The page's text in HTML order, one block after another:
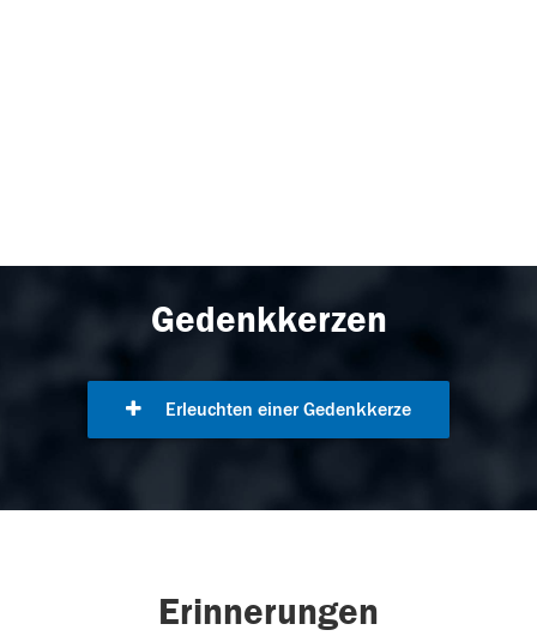
Gedenkkerzen
Erleuchten einer Gedenkkerze
Erinnerungen